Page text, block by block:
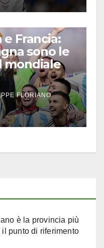
Francia:
sono le
mondiale
FLORIANO
è la provincia più
il punto di riferimento